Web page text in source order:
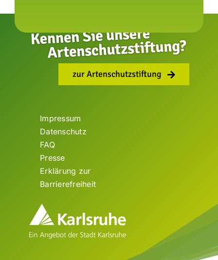
zur Artenschutzstiftung
Impressum
Datenschutz
FAQ
Presse
Erklärung zur
Barrierefreiheit